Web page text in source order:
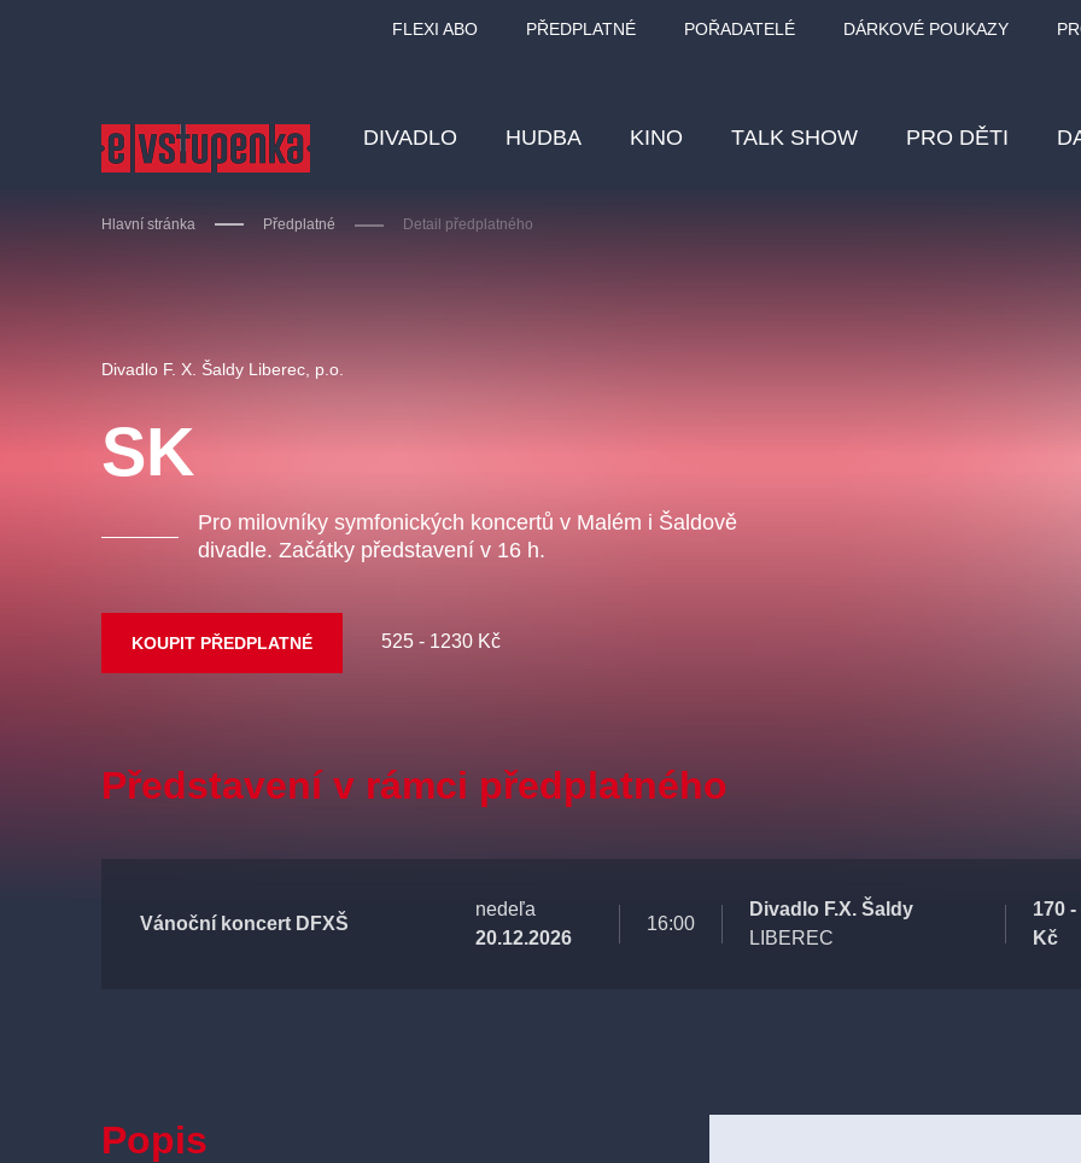
FLEXI ABO PŘEDPLATNÉ POŘADATELÉ DÁRKOVÉ POUKAZY
DIVADLO HUDBA KINO TALK SHOW PRO DĚTI
Hlavní stránka Předplatné Detail předplatného
Divadlo F. X. Šaldy Liberec, p.o.
SK
Pro milovníky symfonických koncertů v Malém i Šaldově
divadle. Začátky představení v 16 h.
KOUPIT PŘEDPLATNÉ 525 - 1230 Kč
Představení v rámci předplatného
Vánoční koncert DFXŠ
nedeľa
20.12.2026
16:00
Divadlo F.X. Šaldy
LIBEREC
170 -
Kč
Popis